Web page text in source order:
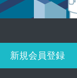
新規会員登録